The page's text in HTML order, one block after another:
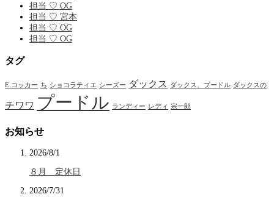
担当 ♡ OG
担当 ♡ 宮本
担当 ♡ OG
担当 ♡ OG
タグ
E.コッカー ち ショコラティエ シーズー ダックス ダックス、プードル ダックスの
チワワ プードル ランディー レディ 宗一郎
お知らせ
2026/8/1
８月 定休日
2026/7/31